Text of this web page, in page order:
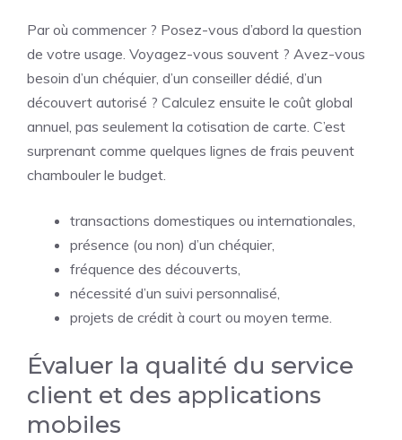
Par où commencer ? Posez-vous d’abord la question
de votre usage. Voyagez-vous souvent ? Avez-vous
besoin d’un chéquier, d’un conseiller dédié, d’un
découvert autorisé ? Calculez ensuite le coût global
annuel, pas seulement la cotisation de carte. C’est
surprenant comme quelques lignes de frais peuvent
chambouler le budget.
transactions domestiques ou internationales,
présence (ou non) d’un chéquier,
fréquence des découverts,
nécessité d’un suivi personnalisé,
projets de crédit à court ou moyen terme.
Évaluer la qualité du service
client et des applications
mobiles